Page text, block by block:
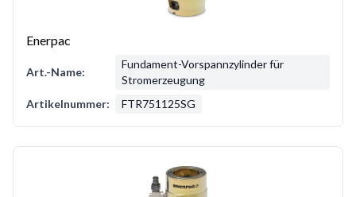
Enerpac
Art.-Name:
Fundament-Vorspannzylinder für
Stromerzeugung
Artikelnummer:
FTR751125SG